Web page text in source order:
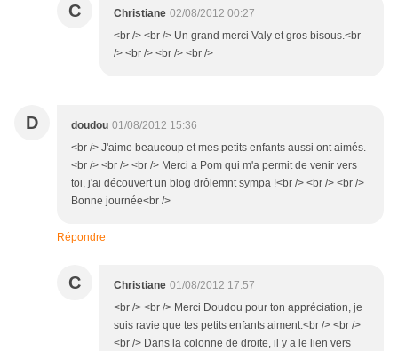
C Christiane 02/08/2012 00:27
<br /> <br /> Un grand merci Valy et gros bisous.<br
/> <br /> <br /> <br />
D doudou 01/08/2012 15:36
<br /> J'aime beaucoup et mes petits enfants aussi ont aimés.
<br /> <br /> <br /> Merci a Pom qui m'a permit de venir vers
toi, j'ai découvert un blog drôlemnt sympa !<br /> <br /> <br />
Bonne journée<br />
Répondre
C Christiane 01/08/2012 17:57
<br /> <br /> Merci Doudou pour ton appréciation, je
suis ravie que tes petits enfants aiment.<br /> <br />
<br /> Dans la colonne de droite, il y a le lien vers